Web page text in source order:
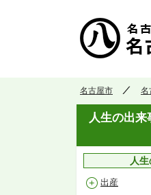
名古屋市 名
人生の出
人
出産